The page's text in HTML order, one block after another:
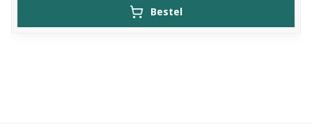
Bestel